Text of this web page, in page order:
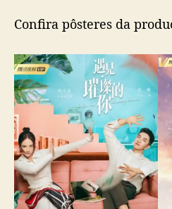
Confira pôsteres da